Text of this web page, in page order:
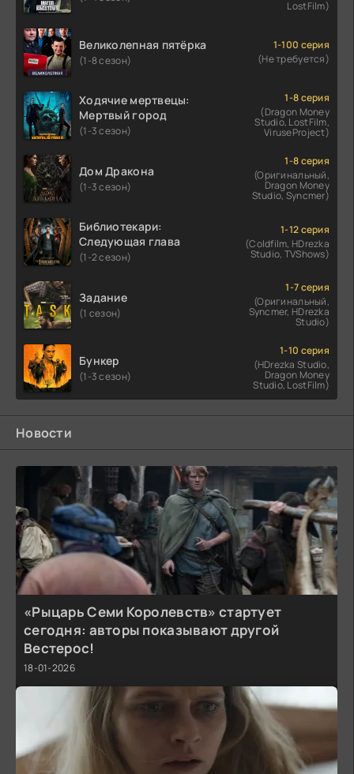
LostFilm)
Великолепная пятёрка
(1-8 сезон)
1-100 серия
(Не требуется)
Ходячие мертвецы:
Мертвый город
(1-3 сезон)
1-8 серия
(Dragon Money
Studio, LostFilm,
ViruseProject)
Дом Дракона
(1-3 сезон)
1-8 серия
(Оригинальный,
Dragon Money
Studio, Syncmer)
Библиотекари:
Следующая глава
(1-2 сезон)
1-12 серия
(Coldfilm, HDrezka
Studio, TVShows)
Задание
(1 сезон)
1-7 серия
(Оригинальный,
Syncmer, HDrezka
Studio)
Бункер
(1-3 сезон)
1-10 серия
(HDrezka Studio,
Dragon Money
Studio, LostFilm)
Новости
«Рыцарь Семи Королевств» стартует
сегодня: авторы показывают другой
Вестерос!
18-01-2026